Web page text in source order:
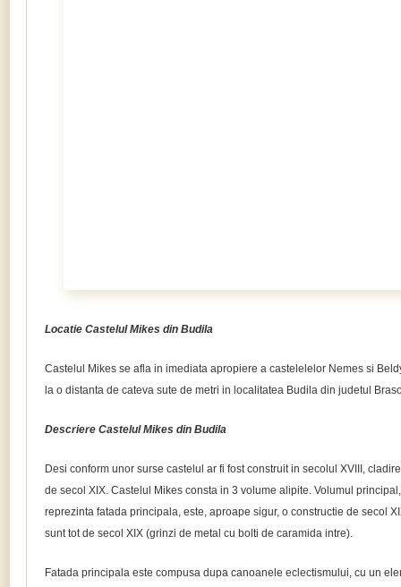
Locatie Castelul Mikes din Budila
Castelul Mikes se afla in imediata apropiere a castelelelor Nemes si
la o distanta de cateva sute de metri in localitatea Budila din judetul
Descriere Castelul Mikes din Budila
Desi conform unor surse castelul ar fi fost construit in secolul XVIII,
de secol XIX. Castelul Mikes consta in 3 volume alipite. Volumul
reprezinta fatada principala, este, aproape sigur, o constructie de secol
sunt tot de secol XIX (grinzi de metal cu bolti de caramida intre).
Fatada principala este compusa dupa canoanele eclectismului, cu un